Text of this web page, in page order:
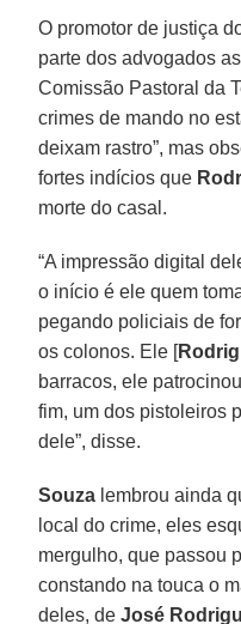
O promotor de justiça
parte dos advogados
Comissão Pastoral da
crimes de mando no
deixam rastro”, mas
fortes indícios que
morte do casal.
“A impressão digital
o início é ele quem
pegando policiais de
os colonos. Ele [
barracos, ele
fim, um dos pistoleiros
dele”, disse.
Souza lembrou ainda
local do crime, eles
mergulho, que passou
constando na touca o
deles, deJosé